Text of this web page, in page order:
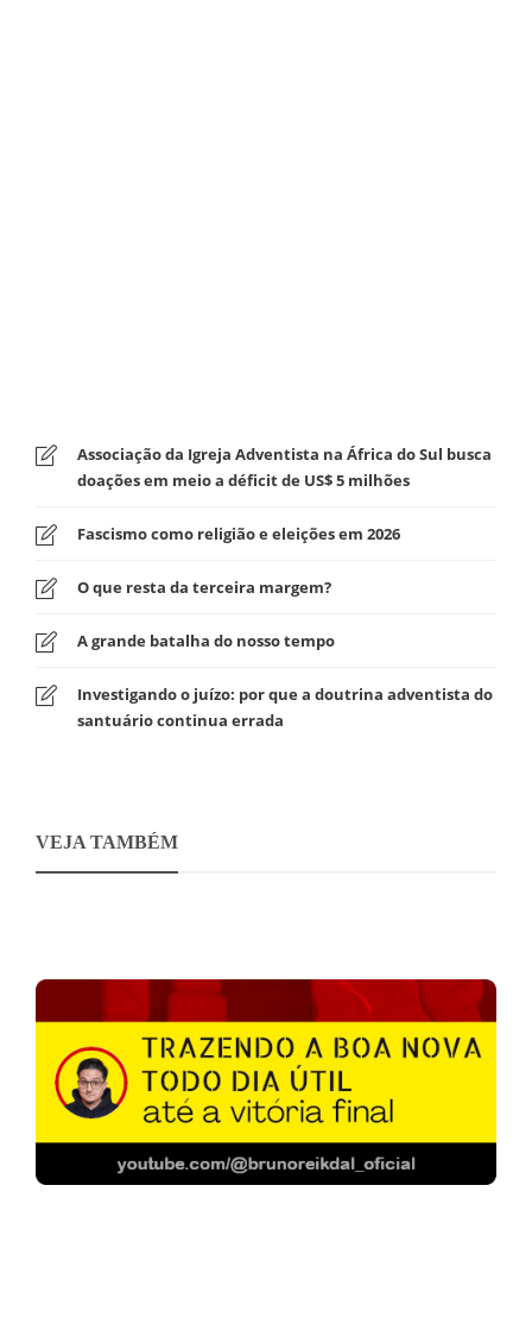
Associação da Igreja Adventista na África do Sul busca
doações em meio a déficit de US$ 5 milhões
Fascismo como religião e eleições em 2026
O que resta da terceira margem?
A grande batalha do nosso tempo
Investigando o juízo: por que a doutrina adventista do
santuário continua errada
VEJA TAMBÉM